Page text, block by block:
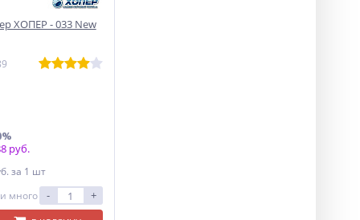
ХОПЕР - 033 New
руб.
за 1 шт
много
- +